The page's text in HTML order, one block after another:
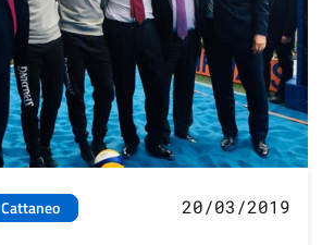
Cattaneo
20/03/2019